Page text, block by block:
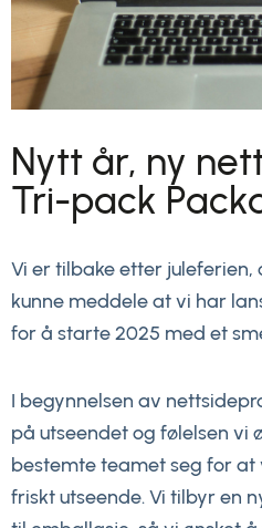
Nytt år, ny
Tri-pack
Vi er tilbake etter
kunne meddele at vi har
for å starte 2025 med et
I begynnelsen av
på utseendet og følelsen vi
bestemte teamet seg for
friskt utseende. Vi tilbyr en